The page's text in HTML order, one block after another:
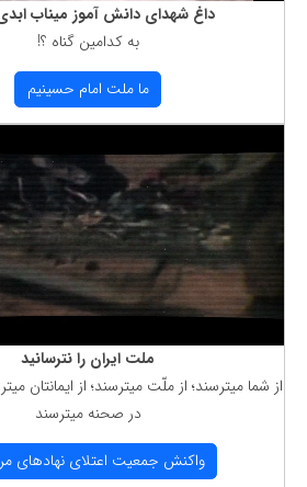
داغ شهدای دانش آموز میناب
به كدامین گناه ؟!
ما ملت امام حسینیم
ملت ایران را نترسانید
از شما میترسند؛ از ملّت میترسند؛ از ایمانتان
در صحنه میترسند
واكنش جمعیت اعتلای نهادهای